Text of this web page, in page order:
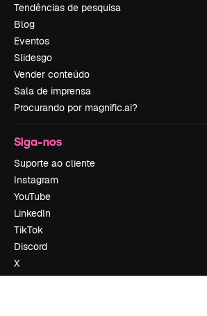
Tendências de pesquisa
Blog
Eventos
Slidesgo
Vender conteúdo
Sala de imprensa
Procurando por magnific.ai?
Siga-nos
Suporte ao cliente
Instagram
YouTube
LinkedIn
TikTok
Discord
X
Reddit